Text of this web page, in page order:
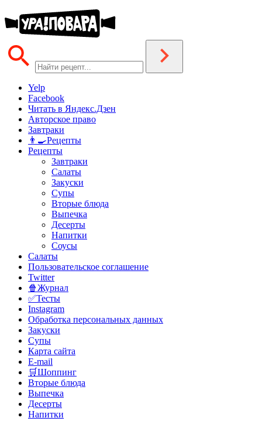
Yelp
Facebook
Читать в Яндекс.Дзен
Авторское право
Завтраки
👨‍🍳Рецепты
Рецепты
Завтраки
Салаты
Закуски
Супы
Вторые блюда
Выпечка
Десерты
Напитки
Соусы
Салаты
Пользовательское соглашение
Twitter
🍿Журнал
✅Тесты
Instagram
Обработка персональных данных
Закуски
Супы
Карта сайта
E-mail
🛒Шоппинг
Вторые блюда
Выпечка
Десерты
Напитки